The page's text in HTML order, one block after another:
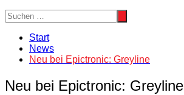
Start
News
Neu bei Epictronic: Greyline
Neu bei Epictronic: Greyline